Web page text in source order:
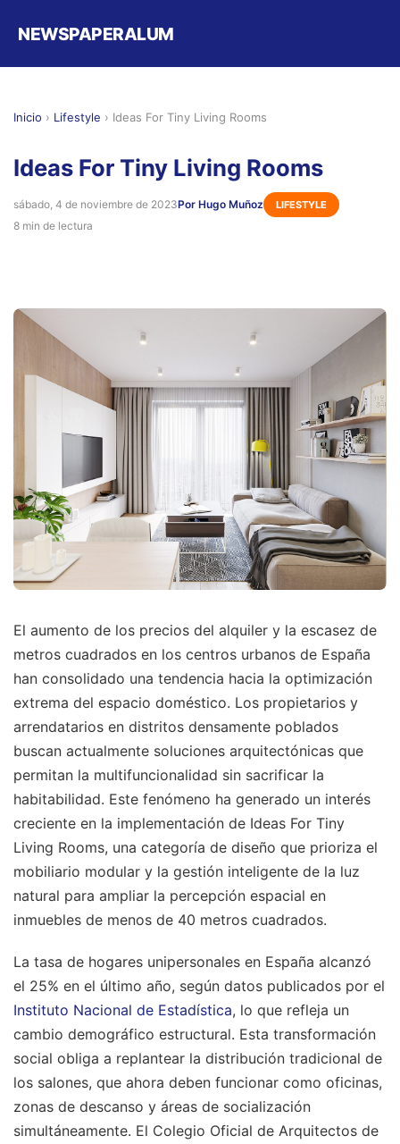
NEWSPAPERALUM
Inicio › Lifestyle › Ideas For Tiny Living Rooms
Ideas For Tiny Living Rooms
sábado, 4 de noviembre de 2023Por Hugo Muñoz LIFESTYLE
8 min de lectura
El aumento de los precios del alquiler y la escasez de
metros cuadrados en los centros urbanos de España
han consolidado una tendencia hacia la optimización
extrema del espacio doméstico. Los propietarios y
arrendatarios en distritos densamente poblados
buscan actualmente soluciones arquitectónicas que
permitan la multifuncionalidad sin sacrificar la
habitabilidad. Este fenómeno ha generado un interés
creciente en la implementación de Ideas For Tiny
Living Rooms, una categoría de diseño que prioriza el
mobiliario modular y la gestión inteligente de la luz
natural para ampliar la percepción espacial en
inmuebles de menos de 40 metros cuadrados.
La tasa de hogares unipersonales en España alcanzó
el 25% en el último año, según datos publicados por el
Instituto Nacional de Estadística, lo que refleja un
cambio demográfico estructural. Esta transformación
social obliga a replantear la distribución tradicional de
los salones, que ahora deben funcionar como oficinas,
zonas de descanso y áreas de socialización
simultáneamente. El Colegio Oficial de Arquitectos de